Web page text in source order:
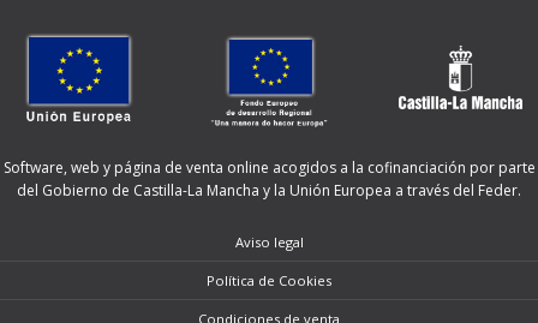
Software, web y página de venta online acogidos a la cofinanciación por parte
del Gobierno de Castilla-La Mancha y la Unión Europea a través del Feder.
Aviso legal
Política de Cookies
Condiciones de venta